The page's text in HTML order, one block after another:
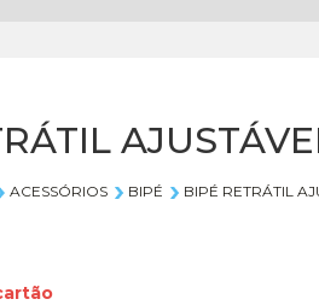
ACESSÓRIOS BIPÉ BIPÉ RETRÁTIL